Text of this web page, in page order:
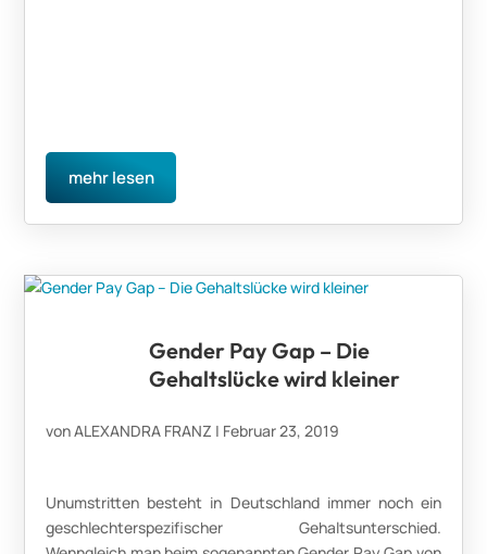
mehr lesen
Gender Pay Gap – Die
Gehaltslücke wird kleiner
vonALEXANDRA FRANZ | Februar 23, 2019
Unumstritten besteht in Deutschland immer noch ein
geschlechterspezifischer Gehaltsunterschied.